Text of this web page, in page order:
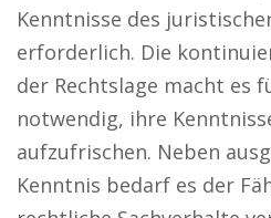
Kenntnisse des
erforderlich. Die
der Rechtslage macht es
notwendig, ihre
aufzufrischen. Neben
Kenntnis bedarf es der